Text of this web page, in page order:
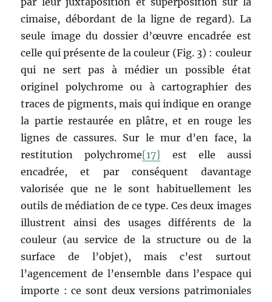
cimaise, débordant de la ligne de regard). La
seule image du dossier d’œuvre encadrée est
celle qui présente de la couleur (Fig. 3) : couleur
qui ne sert pas à médier un possible état
originel polychrome ou à cartographier des
traces de pigments, mais qui indique en orange
la partie restaurée en plâtre, et en rouge les
lignes de cassures. Sur le mur d’en face, la
restitution polychrome[17] est elle aussi
encadrée, et par conséquent davantage
valorisée que ne le sont habituellement les
outils de médiation de ce type. Ces deux images
illustrent ainsi des usages différents de la
couleur (au service de la structure ou de la
surface de l’objet), mais c’est surtout
l’agencement de l’ensemble dans l’espace qui
importe : ce sont deux versions patrimoniales